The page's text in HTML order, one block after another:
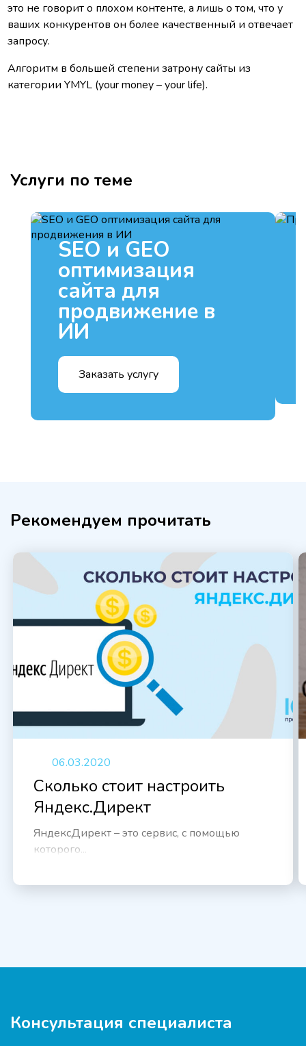
это не говорит о плохом контенте, а лишь о том, что у
ваших конкурентов он более качественный и отвечает
запросу.
Алгоритм в большей степени затрону сайты из
категории YMYL (your money – your life).
Услуги по теме
SEO и GEO
оптимизация
сайта для
продвижение в
ИИ
Заказать услугу
Рекомендуем прочитать
06.03.2020
Сколько стоит настроить
Яндекс.Директ
ЯндексДирект – это сервис, с помощью
которого...
Консультация специалиста